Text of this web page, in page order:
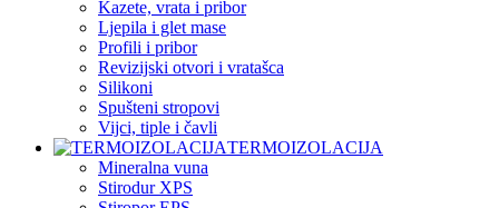
Kazete, vrata i pribor
Ljepila i glet mase
Profili i pribor
Revizijski otvori i vratašca
Silikoni
Spušteni stropovi
Vijci, tiple i čavli
TERMOIZOLACIJA
Mineralna vuna
Stirodur XPS